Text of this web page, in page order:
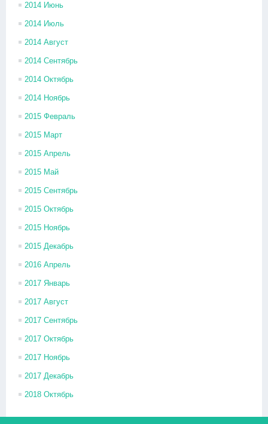
2014 Июнь
2014 Июль
2014 Август
2014 Сентябрь
2014 Октябрь
2014 Ноябрь
2015 Февраль
2015 Март
2015 Апрель
2015 Май
2015 Сентябрь
2015 Октябрь
2015 Ноябрь
2015 Декабрь
2016 Апрель
2017 Январь
2017 Август
2017 Сентябрь
2017 Октябрь
2017 Ноябрь
2017 Декабрь
2018 Октябрь